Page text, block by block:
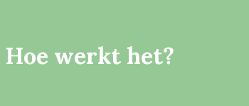
Hoe werkt het?